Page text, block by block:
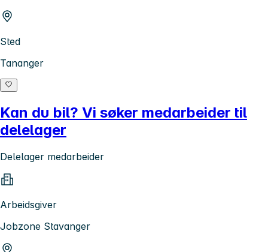
Sted
Tananger
Kan du bil? Vi søker medarbeider til
delelager
Delelager medarbeider
Arbeidsgiver
Jobzone Stavanger